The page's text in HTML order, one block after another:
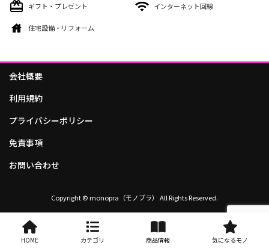
ギフト・プレゼント インターネット回線
住宅設備・リフォーム
会社概要
利用規約
プライバシーポリシー
免責事項
お問い合わせ
Copyright © monopra（モノプラ） All Rights Reserved.
HOME カテゴリ 商品情報 気になるモノ